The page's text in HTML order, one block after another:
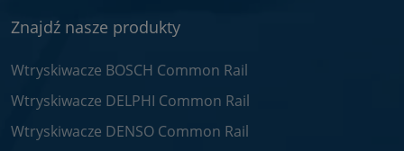
Znajdź nasze produkty
Wtryskiwacze BOSCH Common Rail
Wtryskiwacze DELPHI Common Rail
Wtryskiwacze DENSO Common Rail